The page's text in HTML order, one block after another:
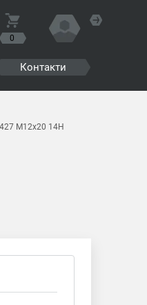
0
Контакти
M12x20 14H